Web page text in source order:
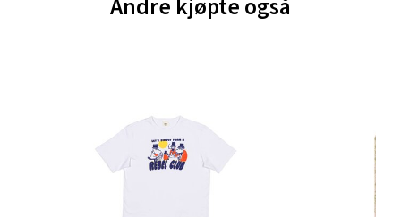
Andre kjøpte også
Brodtkorbsgate 7, 1338 Sandvika